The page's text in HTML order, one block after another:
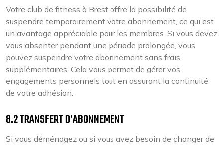
Votre club de fitness à Brest offre la possibilité de
suspendre temporairement votre abonnement, ce qui est
un avantage appréciable pour les membres. Si vous devez
vous absenter pendant une période prolongée, vous
pouvez suspendre votre abonnement sans frais
supplémentaires. Cela vous permet de gérer vos
engagements personnels tout en assurant la continuité
de votre adhésion.
8.2 TRANSFERT D’ABONNEMENT
Si vous déménagez ou si vous avez besoin de changer de